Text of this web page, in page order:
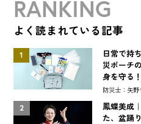
RANKING
よく読まれている記事
1
日常で持
災ポーチ
身を守る！
防災士：矢野
2
鳳蝶美成
た、盆踊